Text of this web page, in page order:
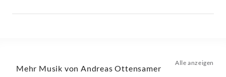
Mehr Musik von Andreas Ottensamer
Alle anzeigen